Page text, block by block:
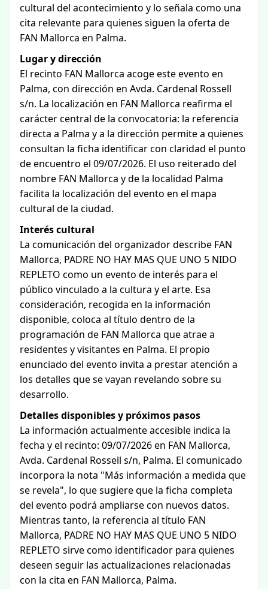
cultural del acontecimiento y lo señala como una
cita relevante para quienes siguen la oferta de
FAN Mallorca en Palma.
Lugar y dirección
El recinto FAN Mallorca acoge este evento en
Palma, con dirección en Avda. Cardenal Rossell
s/n. La localización en FAN Mallorca reafirma el
carácter central de la convocatoria: la referencia
directa a Palma y a la dirección permite a quienes
consultan la ficha identificar con claridad el punto
de encuentro el 09/07/2026. El uso reiterado del
nombre FAN Mallorca y de la localidad Palma
facilita la localización del evento en el mapa
cultural de la ciudad.
Interés cultural
La comunicación del organizador describe FAN
Mallorca, PADRE NO HAY MAS QUE UNO 5 NIDO
REPLETO como un evento de interés para el
público vinculado a la cultura y el arte. Esa
consideración, recogida en la información
disponible, coloca al título dentro de la
programación de FAN Mallorca que atrae a
residentes y visitantes en Palma. El propio
enunciado del evento invita a prestar atención a
los detalles que se vayan revelando sobre su
desarrollo.
Detalles disponibles y próximos pasos
La información actualmente accesible indica la
fecha y el recinto: 09/07/2026 en FAN Mallorca,
Avda. Cardenal Rossell s/n, Palma. El comunicado
incorpora la nota "Más información a medida que
se revela", lo que sugiere que la ficha completa
del evento podrá ampliarse con nuevos datos.
Mientras tanto, la referencia al título FAN
Mallorca, PADRE NO HAY MAS QUE UNO 5 NIDO
REPLETO sirve como identificador para quienes
deseen seguir las actualizaciones relacionadas
con la cita en FAN Mallorca, Palma.